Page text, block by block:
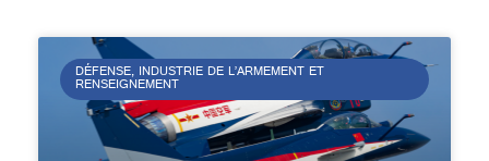
DÉFENSE, INDUSTRIE DE L’ARMEMENT ET
RENSEIGNEMENT